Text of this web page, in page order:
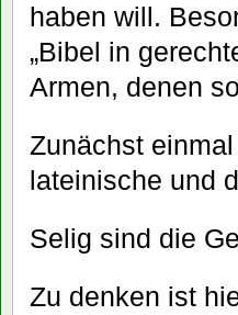
haben will.
„Bibel in
Armen, denen
Zunächst
lateinische und
Selig sind die
Zu denken ist